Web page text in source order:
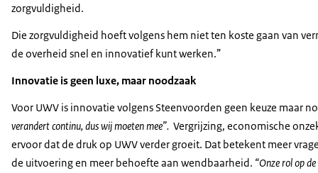
zorgvuldigheid.
Die zorgvuldigheid hoeft volgens hem niet ten koste gaan van
de overheid snel en innovatief kunt werken.”
Innovatie is geen luxe, maar noodzaak
Voor UWV is innovatie volgens Steenvoorden geen keuze maar
verandert continu, dus wij moeten mee”. Vergrijzing, economische
ervoor dat de druk op UWV verder groeit. Dat betekent meer
de uitvoering en meer behoefte aan wendbaarheid. “Onze rol op